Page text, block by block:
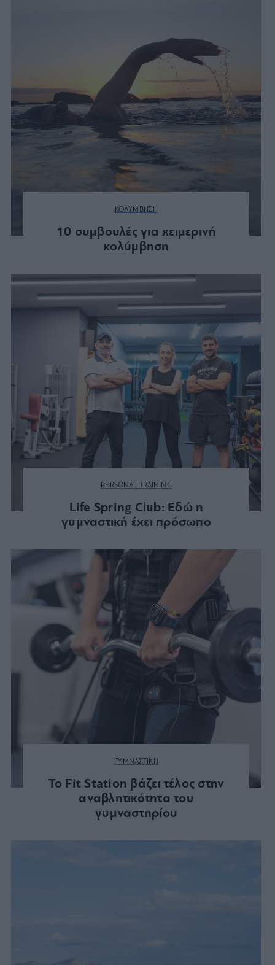
ΚΟΛΥΜΒΗΣΗ
10 συμβουλές για χειμερινή
κολύμβηση
PERSONAL TRAINING
Life Spring Club: Εδώ η
γυμναστική έχει πρόσωπο
ΓΥΜΝΑΣΤΙΚΗ
Το Fit Station βάζει τέλος στην
αναβλητικότητα του
γυμναστηρίου